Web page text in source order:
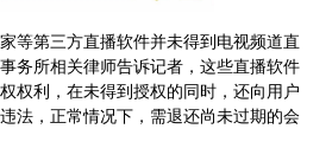
第三方直播软件并未得到电视频道直
务所相关律师告诉记者，这些直播软件
权利，在未得到授权的同时，还向用户
法，正常情况下，需退还尚未过期的会